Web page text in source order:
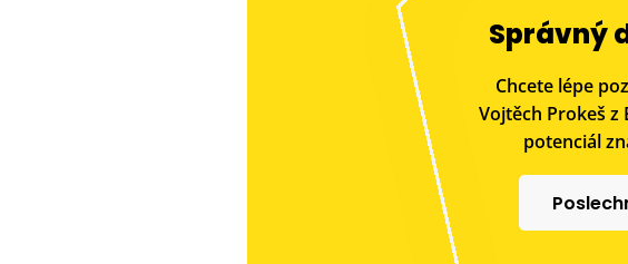
Správný
Chcete lépe
Vojtěch Prokeš
potenciál